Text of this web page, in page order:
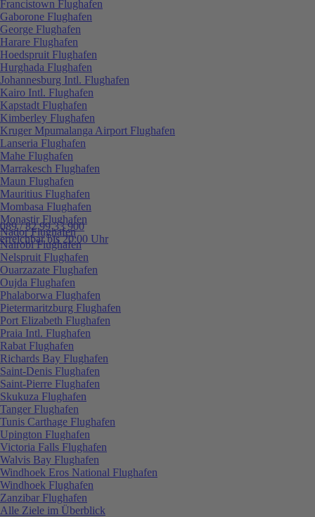
089 / 82 99 33 900
erreichbar bis 20:00 Uhr
Francistown Flughafen
Gaborone Flughafen
George Flughafen
Harare Flughafen
Hoedspruit Flughafen
Hurghada Flughafen
Johannesburg Intl. Flughafen
Kairo Intl. Flughafen
Kapstadt Flughafen
Kimberley Flughafen
Kruger Mpumalanga Airport Flughafen
Lanseria Flughafen
Mahe Flughafen
Marrakesch Flughafen
Maun Flughafen
Mauritius Flughafen
Mombasa Flughafen
Monastir Flughafen
Nador Flughafen
Nairobi Flughafen
Nelspruit Flughafen
Ouarzazate Flughafen
Oujda Flughafen
Phalaborwa Flughafen
Pietermaritzburg Flughafen
Port Elizabeth Flughafen
Praia Intl. Flughafen
Rabat Flughafen
Richards Bay Flughafen
Saint-Denis Flughafen
Saint-Pierre Flughafen
Skukuza Flughafen
Tanger Flughafen
Tunis Carthage Flughafen
Upington Flughafen
Victoria Falls Flughafen
Walvis Bay Flughafen
Windhoek Eros National Flughafen
Windhoek Flughafen
Zanzibar Flughafen
Alle Ziele im Überblick